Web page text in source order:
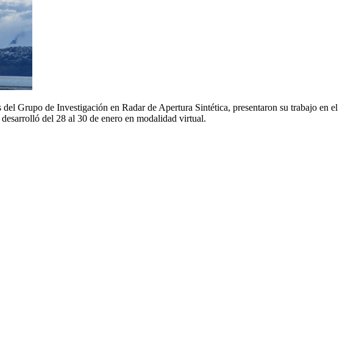
Grupo de Investigación en Radar de Apertura Sintética, presentaron su trabajo en el
del 28 al 30 de enero en modalidad virtual.